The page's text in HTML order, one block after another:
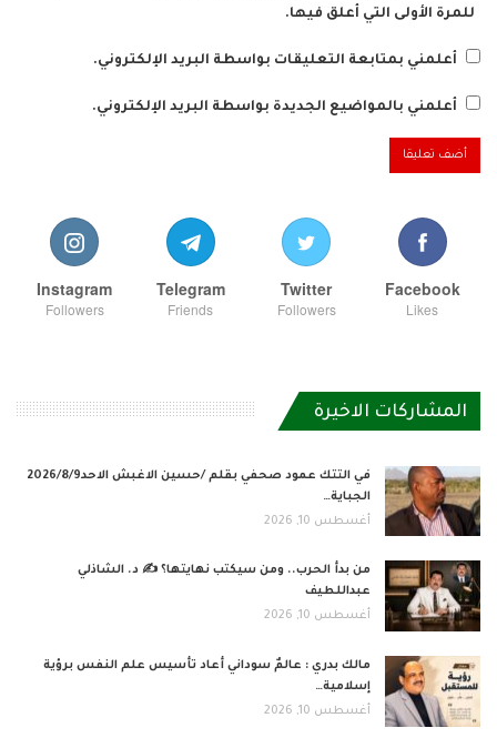
للمرة الأولى التي أعلق فيها.
أعلمني بمتابعة التعليقات بواسطة البريد الإلكتروني.
أعلمني بالمواضيع الجديدة بواسطة البريد الإلكتروني.
Facebook
Likes
Twitter
Followers
Telegram
Friends
Instagram
Followers
المشاركات الاخيرة
في التتك عمود صحفي بقلم /حسين الاغبش الاحد2026/8/9
الجباية…
أغسطس 10, 2026
من بدأ الحرب.. ومن سيكتب نهايتها؟ ✍️ د. الشاذلي
عبداللطيف
أغسطس 10, 2026
مالك بدري : عالمٌ سوداني أعاد تأسيس علم النفس برؤية
إسلامية…
أغسطس 10, 2026